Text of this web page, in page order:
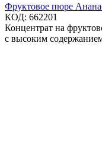
Фруктовое пюре
КОД: 662201
Концентрат на
с высоким